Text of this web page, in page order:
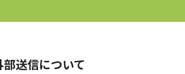
送信について